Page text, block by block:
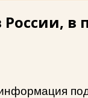
в